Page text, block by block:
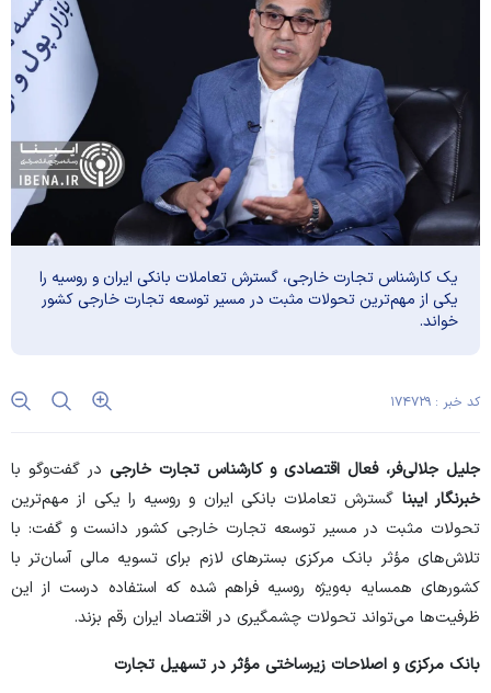
یک کارشناس تجارت خارجی، گسترش تعاملات بانکی ایران و روسیه را
یکی از مهم‌ترین تحولات مثبت در مسیر توسعه تجارت خارجی کشور
خواند.
کد خبر : ۱۷۴۷۲۹
جلیل جلالی‌فر، فعال اقتصادی و کارشناس تجارت خارجی در گفت‌و‌گو با
خبرنگار ایبنا گسترش تعاملات بانکی ایران و روسیه را یکی از مهم‌ترین
تحولات مثبت در مسیر توسعه تجارت خارجی کشور دانست و گفت: با
تلاش‌های مؤثر بانک مرکزی بستر‌های لازم برای تسویه مالی آسان‌تر با
کشور‌های همسایه به‌ویژه روسیه فراهم شده که استفاده درست از این
ظرفیت‌ها می‌تواند تحولات چشمگیری در اقتصاد ایران رقم بزند.
بانک مرکزی و اصلاحات زیرساختی مؤثر در تسهیل تجارت